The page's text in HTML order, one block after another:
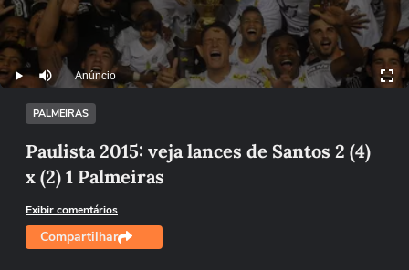
Play Mutar Anúncio
PALMEIRAS
Paulista 2015: veja lances de Santos 2 (4)
x (2) 1 Palmeiras
Exibir comentários
Compartilhar